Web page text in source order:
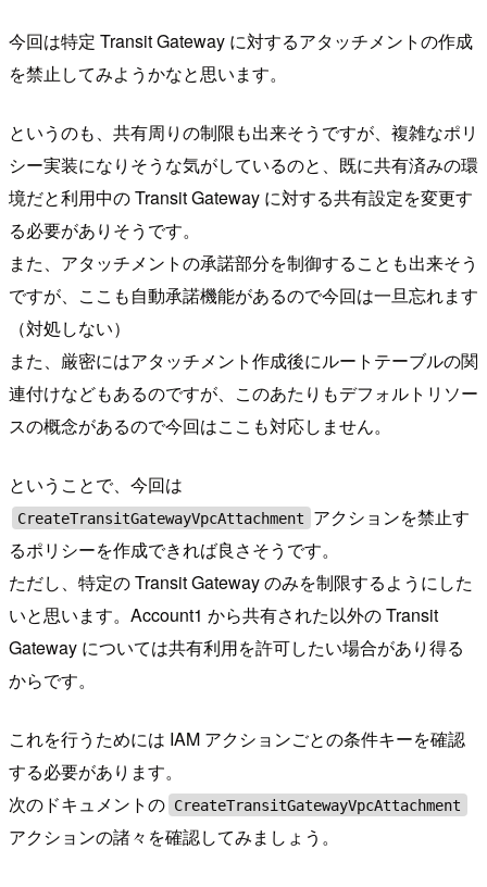
今回は特定 Transit Gateway に対するアタッチメントの作成
を禁止してみようかなと思います。
というのも、共有周りの制限も出来そうですが、複雑なポリ
シー実装になりそうな気がしているのと、既に共有済みの環
境だと利用中の Transit Gateway に対する共有設定を変更す
る必要がありそうです。
また、アタッチメントの承諾部分を制御することも出来そう
ですが、ここも自動承諾機能があるので今回は一旦忘れます
（対処しない）
また、厳密にはアタッチメント作成後にルートテーブルの関
連付けなどもあるのですが、このあたりもデフォルトリソー
スの概念があるので今回はここも対応しません。
ということで、今回は
CreateTransitGatewayVpcAttachment
アクションを禁止す
るポリシーを作成できれば良さそうです。
ただし、特定の Transit Gateway のみを制限するようにした
いと思います。Account1 から共有された以外の Transit
Gateway については共有利用を許可したい場合があり得る
からです。
これを行うためには IAM アクションごとの条件キーを確認
する必要があります。
次のドキュメントの CreateTransitGatewayVpcAttachment
アクションの諸々を確認してみましょう。